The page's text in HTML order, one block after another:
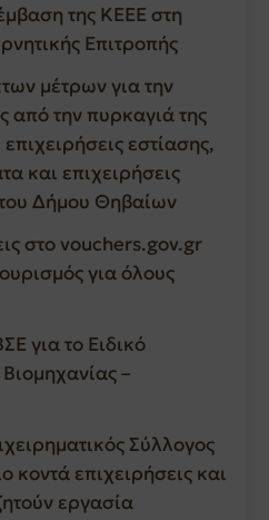
της ΚΕΕΕ στη
Επιτροπής
μέτρων για την
από την πυρκαγιά της
εστίασης,
και επιχειρήσεις
Δήμου Θηβαίων
στο vouchers.gov.gr
για όλους
για το Ειδικό
–
Σύλλογος
κοντά επιχειρήσεις και
εργασία